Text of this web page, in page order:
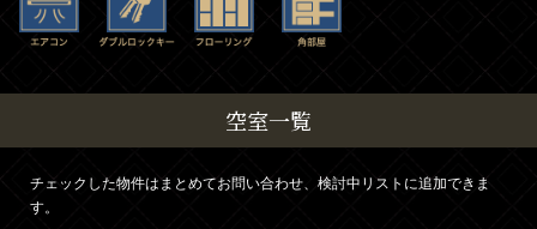
空室一覧
チェックした物件はまとめてお問い合わせ、検討中リストに追加できま
す。